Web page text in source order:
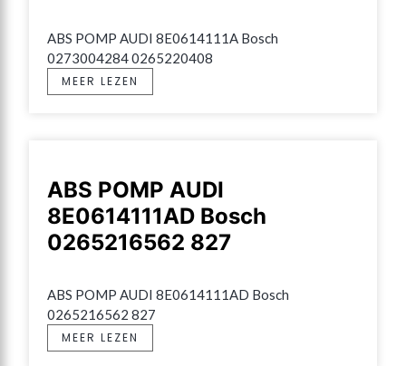
ABS POMP AUDI 8E0614111A Bosch
0273004284 0265220408
MEER LEZEN
ABS POMP AUDI
8E0614111AD Bosch
0265216562 827
ABS POMP AUDI 8E0614111AD Bosch
0265216562 827
MEER LEZEN